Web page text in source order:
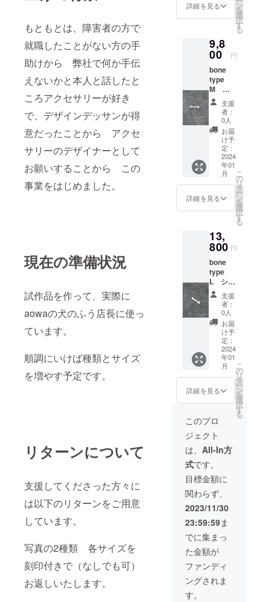
もともとは、障害者の方で
就職したことがない方の手
助けから 弊社で何か手伝
えないかと本人と話したと
ころアクセサリーが好き
で、デザインデッサンが得
意だったことから アクセ
サリーのデザイナーとして
お願いすることから この
事業をはじめました。
現在の準備状況
試作品を作って、実際に
aowaの犬のふう店長に使っ
ています。
順調にいけば種類とサイズ
を増やす予定です。
リターンについて
支援してくださった方々に
は以下のリターンをご用意
しています。
写真の2種類 各サイズを
刻印付きで（なしでも可）
お返しいたします。
ショッ
効期限
は2024
です）
※刻印の
指示を
備考欄
に記載
くださ
い 両
面また
は片面
選べま
す 刻
印無し
印の向
きを希
は詳細
をお書
きくだ
さい こ
の商品
は小さ
いため
刻印は
見えに
くい場
合がご
ざいま
す（電
話番号
は2行に
めさら
に見え
なりま
す）
くださ
選べま
す 刻
印無し
も可
分の持
ち物に
つけた
アスや
イヤリ
ングに
もでき
ます。
（備考
欄に指
示いた
だけれ
ば金具
付きで
お送り
いたし
ます
その場
合の刻
印は無
バー
SV950
重さ
4.6g
1.5ｘ10
ｘ
45（ミ
リ）
awao商
品20％
割引券
をお付
けいた
しま
す。
（店舗
でも
プでも
す 有
効期限
は2024
年8月末
です）
※刻印の
指示を
備考欄
くださ
い 両
面また
は片面
選べま
す 刻
印無し
詳細を見る ン
を
選
択
す
る
9,8
00 円
bone
type
M シ
ルバー
SV950
重さ
10.4g
1.5ｘ16
50（ミ
リ）
awao商
品20％
割引券
をお付
けいた
す。
（店舗
でも
ネット
ショッ
プでも
使えま
す 有
効期限
は2024
年8月末
です）
※刻印の
指示を
備考欄
に記載
くださ
は片面
選べま
す 刻
印無し
も可
支援
者：
0人
お届
け予
定：
2024
年01
月
詳細を見る
こ
の
リ
タ
ー
ン
を
選
択
す
る
13,
800 円
bone
type
L シル
バー
SV950
重さ
23.5g
2ｘ23ｘ
75（ミ
リ）
awao商
品20％
割引券
をお付
けいた
しま
す。
（店舗
でも
ネット
ショッ
プでも
使えま
す 有
効期限
は2024
年8月末
です）
※刻印の
指示を
備考欄
に記載
くださ
い 両
支援
者：
0人
お届
け予
定：
2024
年01
月
詳細を見る
こ
の
リ
タ
ー
ン
を
選
択
す
る
このプロ
ジェクト
は、 All-In方
式です。
目標金額に
関わらず、
2023/11/30
23:59:59ま
でに集まっ
た金額が
ファンディ
ングされま
す。